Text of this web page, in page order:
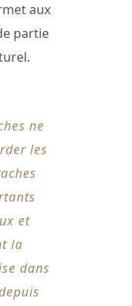
aux
partie
ne
les
et
la
dans